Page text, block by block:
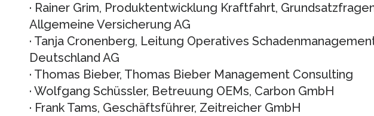
· Rainer Grim, Produktentwicklung Kraftfahrt,
Allgemeine Versicherung AG
· Tanja Cronenberg, Leitung Operatives
Deutschland AG
· Thomas Bieber, Thomas Bieber Management Consulting
· Wolfgang Schüssler, Betreuung OEMs, Carbon GmbH
· Frank Tams, Geschäftsführer, Zeitreicher GmbH